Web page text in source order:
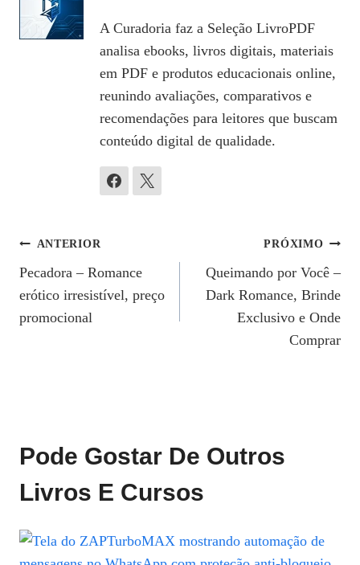
A Curadoria faz a Seleção LivroPDF
analisa ebooks, livros digitais, materiais
em PDF e produtos educacionais online,
reunindo avaliações, comparativos e
recomendações para leitores que buscam
conteúdo digital de qualidade.
Navegação
De
Post
ANTERIOR
Pecadora – Romance
erótico irresistível, preço
promocional
PRÓXIMO
Queimando por Você –
Dark Romance, Brinde
Exclusivo e Onde
Comprar
Pode Gostar De Outros
Livros E Cursos